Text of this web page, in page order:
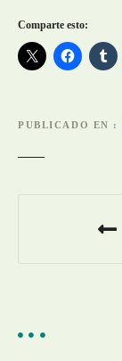
Comparte esto:
PUBLICADO EN